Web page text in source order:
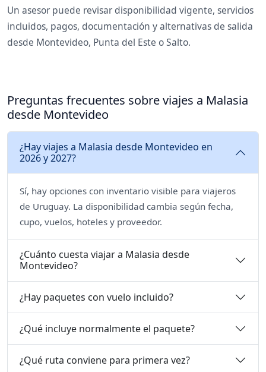
Un asesor puede revisar disponibilidad vigente, servicios
incluidos, pagos, documentación y alternativas de salida
desde Montevideo, Punta del Este o Salto.
Preguntas frecuentes sobre viajes a Malasia
desde Montevideo
¿Hay viajes a Malasia desde Montevideo en
2026 y 2027?
Sí, hay opciones con inventario visible para viajeros
de Uruguay. La disponibilidad cambia según fecha,
cupo, vuelos, hoteles y proveedor.
¿Cuánto cuesta viajar a Malasia desde
Montevideo?
¿Hay paquetes con vuelo incluido?
¿Qué incluye normalmente el paquete?
¿Qué ruta conviene para primera vez?